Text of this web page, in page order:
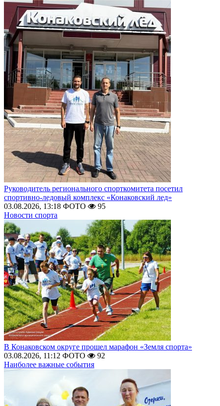
Руководитель регионального спорткомитета посетил
спортивно-ледовый комплекс «Конаковский лед»
03.08.2026, 13:18 ФОТО
95
Новости спорта
В Конаковском округе прошел марафон «Земля спорта»
03.08.2026, 11:12 ФОТО
92
Наиболее важные события